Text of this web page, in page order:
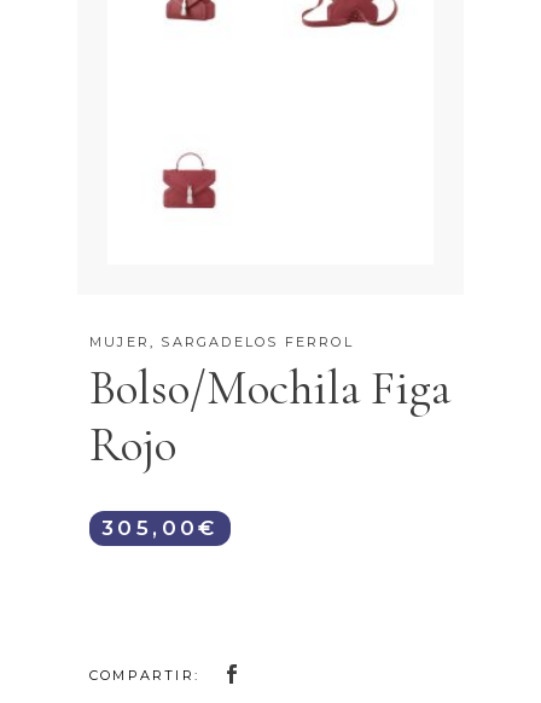
MUJER , SARGADELOS FERROL
Bolso/Mochila Figa
Rojo
305,00€
COMPARTIR: